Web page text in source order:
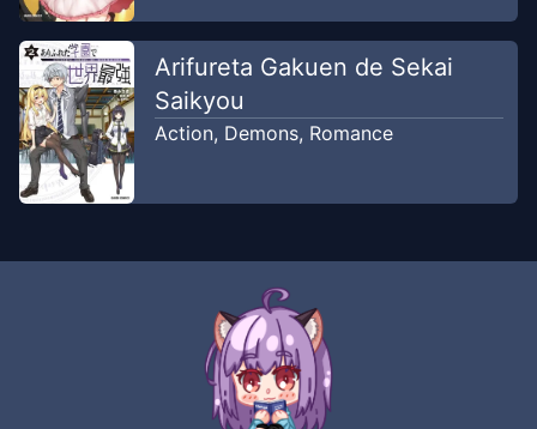
Arifureta Gakuen de Sekai
Saikyou
Action, Demons, Romance